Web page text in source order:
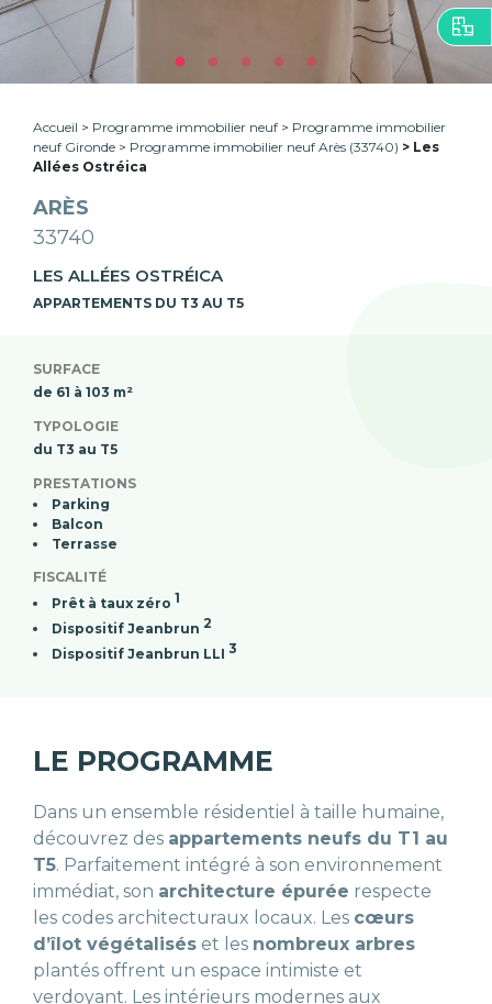
Accueil Programme immobilier neuf
Programme immobilier
neuf Gironde
Programme immobilier neuf Arès (33740)
Les
Allées Ostréica
ARÈS
33740
LES ALLÉES OSTRÉICA
APPARTEMENTS DU T3 AU T5
SURFACE
de 61 à 103 m²
TYPOLOGIE
du T3 au T5
PRESTATIONS
Parking
Balcon
Terrasse
FISCALITÉ
Prêt à taux zéro 1
Dispositif Jeanbrun 2
Dispositif Jeanbrun LLI 3
LE PROGRAMME
Dans un ensemble résidentiel à taille humaine,
découvrez des appartements neufs du T1 au
T5. Parfaitement intégré à son environnement
immédiat, son architecture épurée respecte
les codes architecturaux locaux. Les cœurs
d’îlot végétalisés et les nombreux arbres
plantés offrent un espace intimiste et
verdoyant. Les intérieurs modernes aux